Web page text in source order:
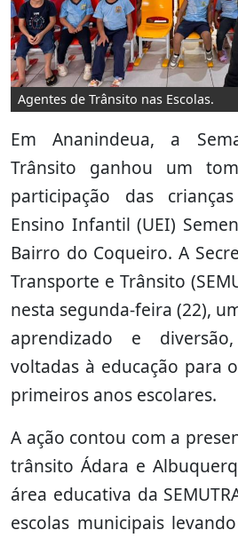
Agentes de Trânsito nas Escolas.
Em Ananindeua, a
Trânsito ganhou um
participação das
Ensino Infantil (UEI)
Bairro do Coqueiro. A
Transporte e Trânsito
nesta segunda-feira (22),
aprendizado e
voltadas à educação para
primeiros anos escolares.
A ação contou com a
trânsito Ádara e
área educativa da
escolas municipais